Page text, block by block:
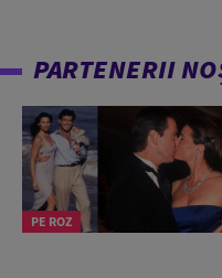
PARTENERII
PE ROZ